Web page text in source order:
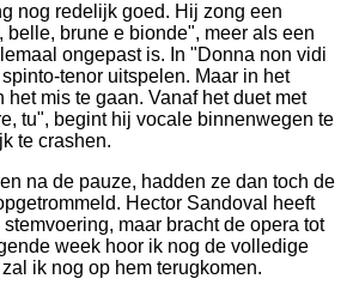
nog redelijk goed. Hij zong een
belle, brune e bionde", meer als een
ongepast is. In "Donna non vidi
tenor uitspelen. Maar in het
mis te gaan. Vanaf het duet met
tu", begint hij vocale binnenwegen te
te crashen.
na de pauze, hadden ze dan toch de
Hector Sandoval heeft
maar bracht de opera tot
week hoor ik nog de volledige
ik nog op hem terugkomen.